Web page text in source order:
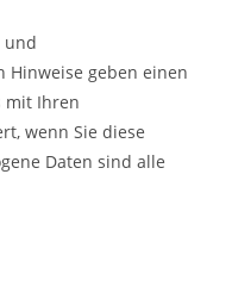
und
Hinweise geben einen
mit Ihren
wenn Sie diese
Daten sind alle